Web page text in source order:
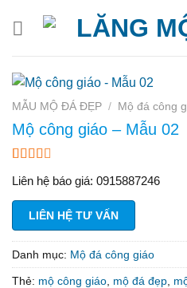
MẪU MỘ ĐÁ ĐẸP / Mộ đá công
Mộ công giáo – Mẫu 02
trên 5
dựa
trên
đánh
Liên hệ báo giá: 0915887246
LIÊN HỆ TƯ VẤN
Danh mục: Mộ đá công giáo
Thẻ: mộ công giáo mộ đá đẹp